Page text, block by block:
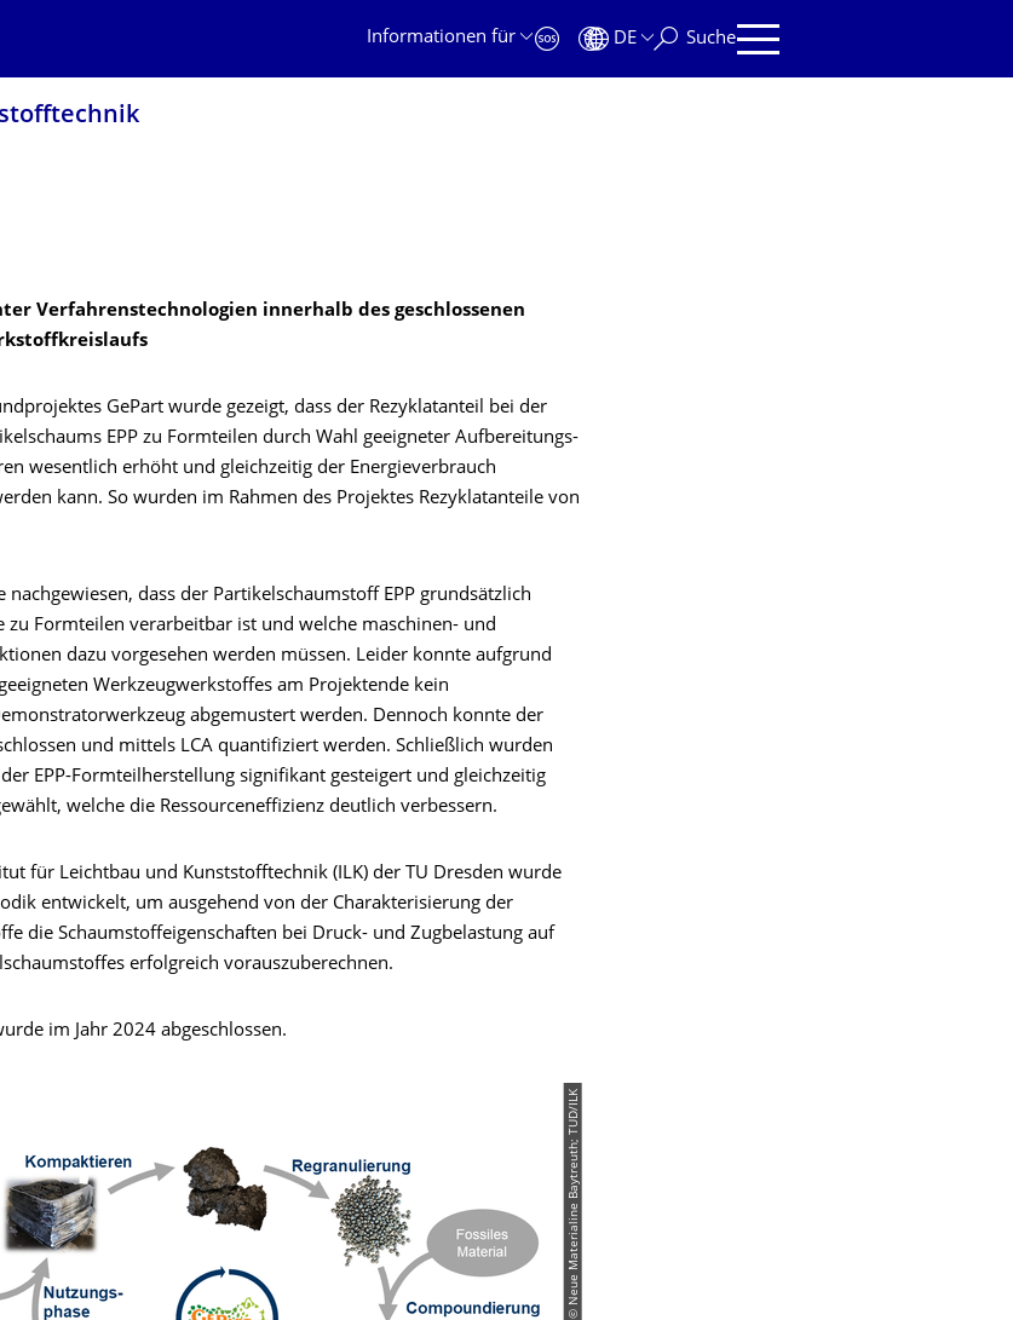
Informationen für
DE Suche
Verfahrenstechnologien innerhalb des geschlossenen
GePart wurde gezeigt, dass der Rezyklatanteil bei der
EPP zu Formteilen durch Wahl geeigneter Aufbereitungs-
wesentlich erhöht und gleichzeitig der Energieverbrauch
kann. So wurden im Rahmen des Projektes Rezyklatanteile von
dass der Partikelschaumstoff EPP grundsätzlich
zu Formteilen verarbeitbar ist und welche maschinen- und
dazu vorgesehen werden müssen. Leider konnte aufgrund
Werkzeugwerkstoffes am Projektende kein
abgemustert werden. Dennoch konnte der
und mittels LCA quantifiziert werden. Schließlich wurden
EPP-Formteilherstellung signifikant gesteigert und gleichzeitig
welche die Ressourceneffizienz deutlich verbessern.
für Leichtbau und Kunststofftechnik (ILK) der TU Dresden wurde
entwickelt, um ausgehend von der Charakterisierung der
die Schaumstoffeigenschaften bei Druck- und Zugbelastung auf
erfolgreich vorauszuberechnen.
im Jahr 2024 abgeschlossen.
© Neue Materialine Baytreuth; TUD/ILK